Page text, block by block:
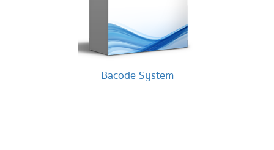
Bacode System